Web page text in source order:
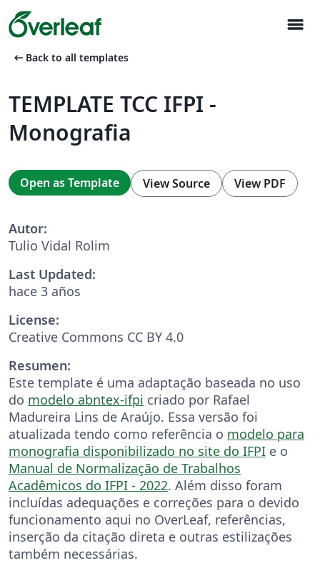
menu
arrow_left_alt Back to all templates
TEMPLATE TCC IFPI -
Monografia
Open as Template View Source View PDF
Autor:
Tulio Vidal Rolim
Last Updated:
hace 3 años
License:
Creative Commons CC BY 4.0
Resumen:
Este template é uma adaptação baseada no uso
do modelo abntex-ifpi criado por Rafael
Madureira Lins de Araújo. Essa versão foi
atualizada tendo como referência o modelo para
monografia disponibilizado no site do IFPI e o
Manual de Normalização de Trabalhos
Acadêmicos do IFPI - 2022. Além disso foram
incluídas adequações e correções para o devido
funcionamento aqui no OverLeaf, referências,
inserção da citação direta e outras estilizações
também necessárias.